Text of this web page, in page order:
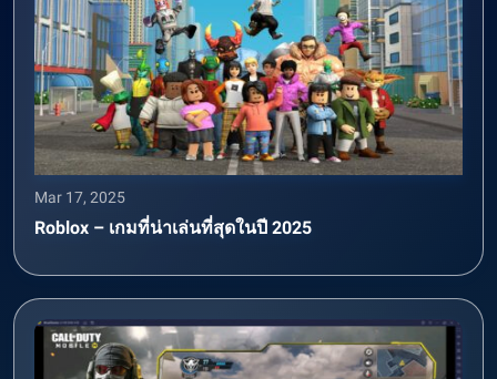
Mar 17, 2025
Roblox – เกมที่น่าเล่นที่สุดในปี 2025